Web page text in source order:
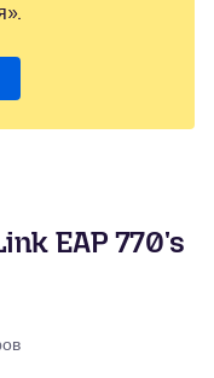
EAP 770's